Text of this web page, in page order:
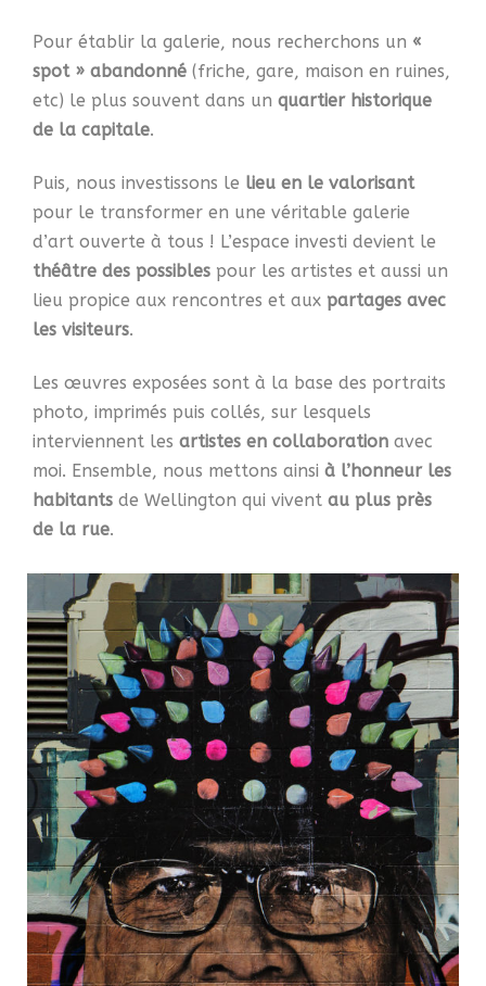
Pour établir la galerie, nous recherchons un «
spot » abandonné (friche, gare, maison en ruines,
etc) le plus souvent dans un quartier historique
de la capitale.
Puis, nous investissons le lieu en le valorisant
pour le transformer en une véritable galerie
d’art ouverte à tous ! L’espace investi devient le
théâtre des possibles pour les artistes et aussi un
lieu propice aux rencontres et aux partages avec
les visiteurs.
Les œuvres exposées sont à la base des portraits
photo, imprimés puis collés, sur lesquels
interviennent les artistes en collaboration avec
moi. Ensemble, nous mettons ainsi à l’honneur les
habitants de Wellington qui vivent au plus près
de la rue.
0